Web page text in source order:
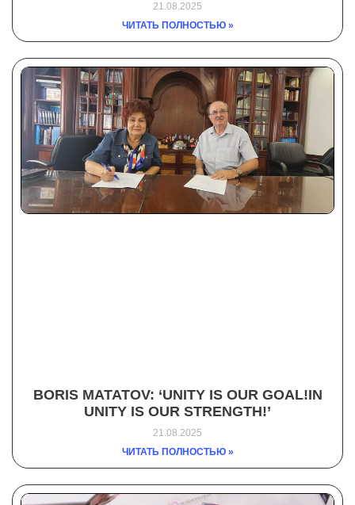
21.08.2025
ЧИТАТЬ ПОЛНОСТЬЮ »
BORIS MATATOV: ‘UNITY IS OUR GOAL!IN
UNITY IS OUR STRENGTH!’
21.08.2025
ЧИТАТЬ ПОЛНОСТЬЮ »